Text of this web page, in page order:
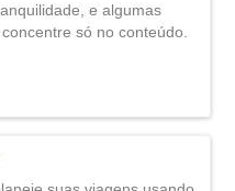
e algumas
só no conteúdo.